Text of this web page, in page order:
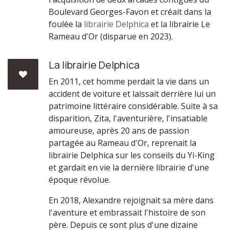
Boulevard Georges-Favon et créait dans la
foulée la librairie Delphica et la librairie Le
Rameau d'Or (disparue en 2023).
La librairie Delphica
En 2011, cet homme perdait la vie dans un
accident de voiture et laissait derrière lui un
patrimoine littéraire considérable. Suite à sa
disparition, Zita, l'aventurière, l'insatiable
amoureuse, après 20 ans de passion
partagée au Rameau d'Or, reprenait la
librairie Delphica sur les conseils du Yi-King
et gardait en vie la dernière librairie d'une
époque révolue.
En 2018, Alexandre rejoignait sa mère dans
l'aventure et embrassait l'histoire de son
père. Depuis ce sont plus d'une dizaine